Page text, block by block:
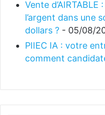
Vente
l’argent dans une
dollars ? - 05/08/
PIIEC IA : votre
comment